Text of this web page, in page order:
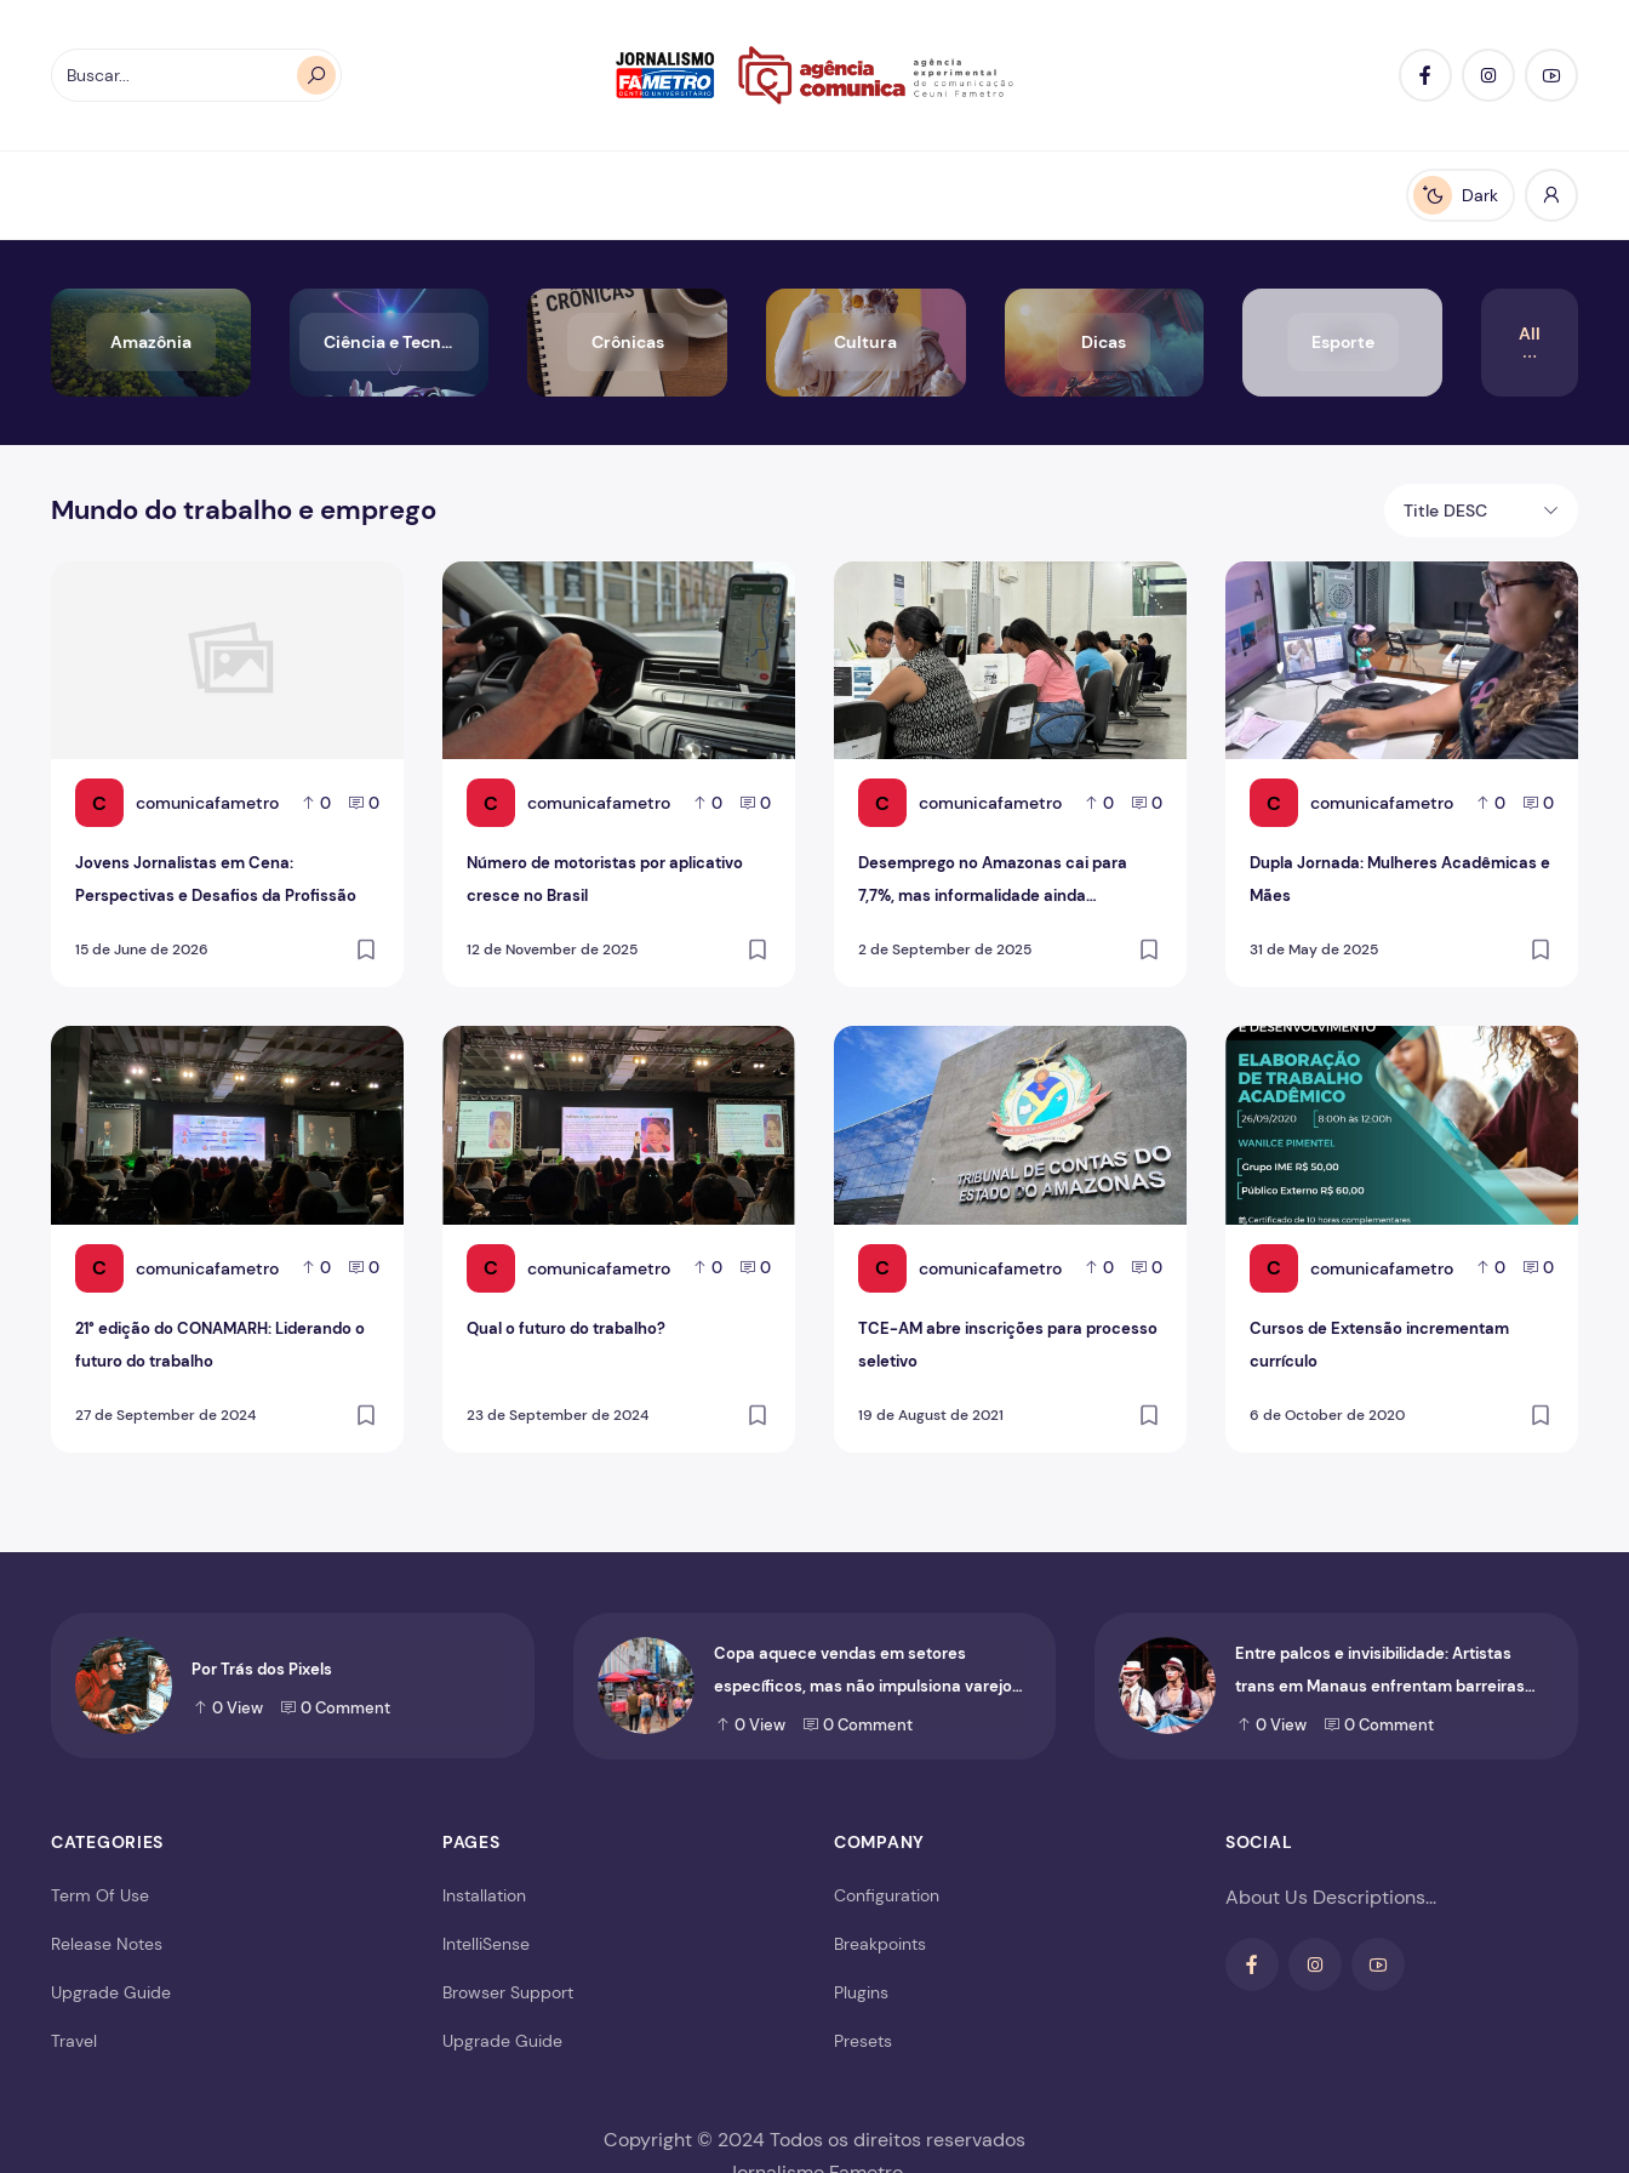
Enable dark mode
Dark
Amazônia Ciência e Tecnologia Crônicas Cultura Dicas Esporte All
Mundo do trabalho e emprego Title DESC
C comunicafametro 0 0
Jovens Jornalistas em Cena:
Perspectivas e Desafios da Profissão
15 de June de 2026
Jovens Jornalistas em Cena: Perspectivas e Desafios da Profissão
C comunicafametro 0 0
Número de motoristas por aplicativo
cresce no Brasil
12 de November de 2025
Número de motoristas por aplicativo cresce no Brasil
C comunicafametro 0 0
Desemprego no Amazonas cai para
7,7%, mas informalidade ainda
2 de September de 2025
Desemprego no Amazonas cai para 7,7%, mas informalidade ainda preocupa
C comunicafametro 0 0
Dupla Jornada: Mulheres Acadêmicas e
Mães
31 de May de 2025
Dupla Jornada: Mulheres Acadêmicas e Mães
C comunicafametro 0 0
21° edição do CONAMARH: Liderando o
futuro do trabalho
27 de September de 2024
21° edição do CONAMARH: Liderando o futuro do trabalho
C comunicafametro 0 0
Qual o futuro do trabalho?
23 de September de 2024
Qual o futuro do trabalho?
C comunicafametro 0 0
TCE-AM abre inscrições para processo
seletivo
19 de August de 2021
TCE-AM abre inscrições para processo seletivo
C comunicafametro 0 0
Cursos de Extensão incrementam
currículo
6 de October de 2020
Cursos de Extensão incrementam currículo
Por Trás dos Pixels
0View 0Comment
Copa aquece vendas em setores
específicos, mas não impulsiona varejo
de forma geral
0View 0Comment
Entre palcos e invisibilidade: Artistas
trans em Manaus enfrentam barreiras
para ocupar o cenário cultural
0View 0Comment
CATEGORIES
Term Of Use
Release Notes
Upgrade Guide
Travel
PAGES
Installation
IntelliSense
Browser Support
Upgrade Guide
COMPANY
Configuration
Breakpoints
Plugins
Presets
SOCIAL
About Us Descriptions...
Copyright © 2024 Todos os direitos reservados